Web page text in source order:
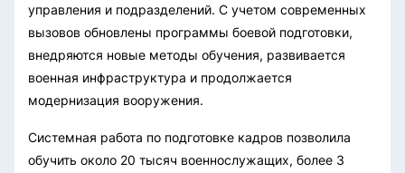
управления и подразделений. С учетом современных
вызовов обновлены программы боевой подготовки,
внедряются новые методы обучения, развивается
военная инфраструктура и продолжается
модернизация вооружения.
Системная работа по подготовке кадров позволила
обучить около 20 тысяч военнослужащих, более 3